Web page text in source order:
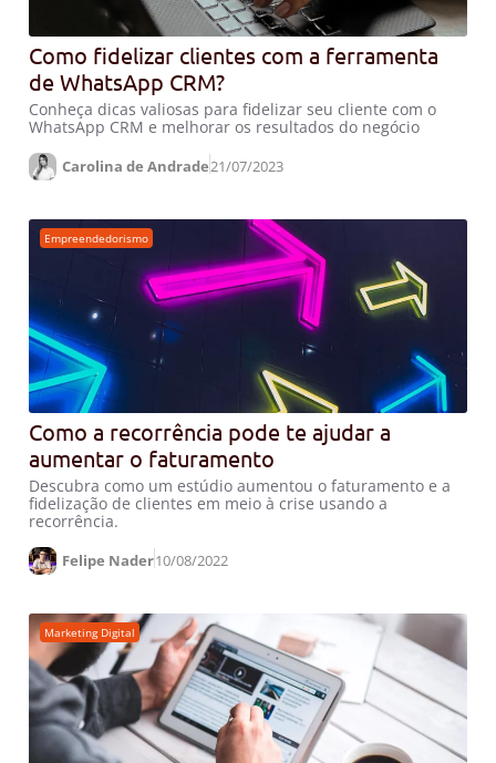
Como fidelizar clientes com a ferramenta
de WhatsApp CRM?
Conheça dicas valiosas para fidelizar seu cliente com o
WhatsApp CRM e melhorar os resultados do negócio
Carolina de Andrade21/07/2023
Empreendedorismo
Como a recorrência pode te ajudar a
aumentar o faturamento
Descubra como um estúdio aumentou o faturamento e a
fidelização de clientes em meio à crise usando a
recorrência.
Felipe Nader10/08/2022
Marketing Digital